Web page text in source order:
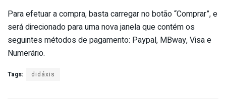
Para efetuar a compra, basta carregar no botão “Comprar”, e
será direcionado para uma nova janela que contém os
seguintes métodos de pagamento: Paypal, MBway, Visa e
Numerário.
Tags: didáxis